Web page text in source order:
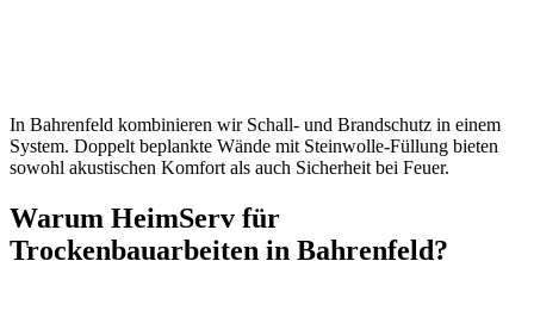
In Bahrenfeld kombinieren wir Schall- und Brandschutz in einem
System. Doppelt beplankte Wände mit Steinwolle-Füllung bieten
sowohl akustischen Komfort als auch Sicherheit bei Feuer.
Warum HeimServ für
Trockenbauarbeiten in Bahrenfeld?